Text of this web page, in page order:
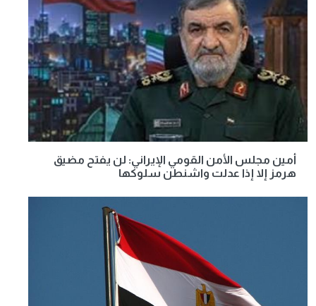
أمين مجلس الأمن القومي الإيراني: لن يفتح مضيق
هرمز إلا إذا عدلت واشنطن سلوكها